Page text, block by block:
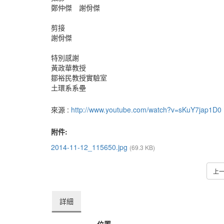
鄭仲傑 謝佾傑
剪接
謝佾傑
特別感謝
黃政華教授
鄒裕民教授實驗室
土環系系壘
來源 : http://www.youtube.com/watch?v=sKuY7jap1D0
附件:
2014-11-12_115650.jpg (69.3 KB)
上
詳細